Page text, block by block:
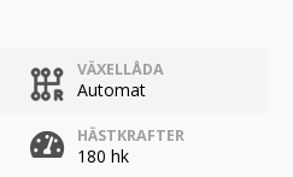
VÄXELLÅDA
Automat
HÄSTKRAFTER
180 hk